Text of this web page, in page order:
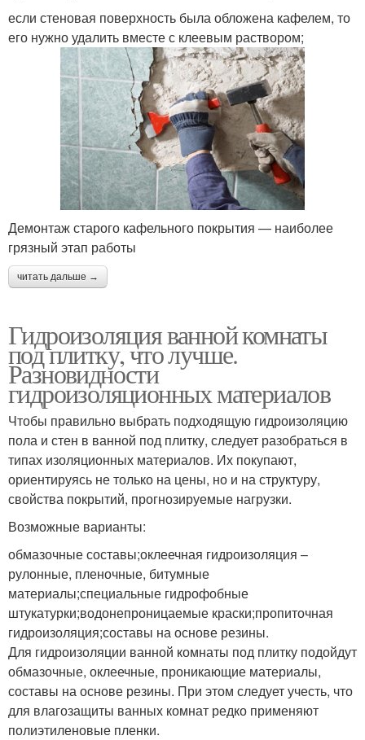
если стеновая поверхность была обложена кафелем, то
его нужно удалить вместе с клеевым раствором;
Демонтаж старого кафельного покрытия — наиболее
грязный этап работы
читать дальше →
Гидроизоляция ванной комнаты
под плитку, что лучше.
Разновидности
гидроизоляционных материалов
Чтобы правильно выбрать подходящую гидроизоляцию
пола и стен в ванной под плитку, следует разобраться в
типах изоляционных материалов. Их покупают,
ориентируясь не только на цены, но и на структуру,
свойства покрытий, прогнозируемые нагрузки.
Возможные варианты:
обмазочные составы;оклеечная гидроизоляция –
рулонные, пленочные, битумные
материалы;специальные гидрофобные
штукатурки;водонепроницаемые краски;пропиточная
гидроизоляция;составы на основе резины.
Для гидроизоляции ванной комнаты под плитку подойдут
обмазочные, оклеечные, проникающие материалы,
составы на основе резины. При этом следует учесть, что
для влагозащиты ванных комнат редко применяют
полиэтиленовые пленки.